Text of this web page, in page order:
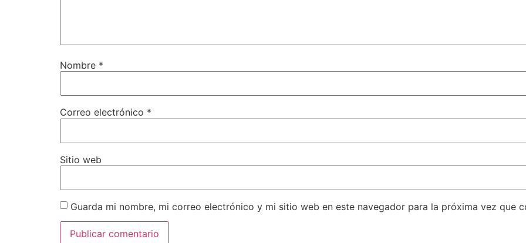
Nombre *
Correo electrónico *
Sitio web
Guarda mi nombre, mi correo electrónico y mi sitio web en este navegador para la próxima vez que